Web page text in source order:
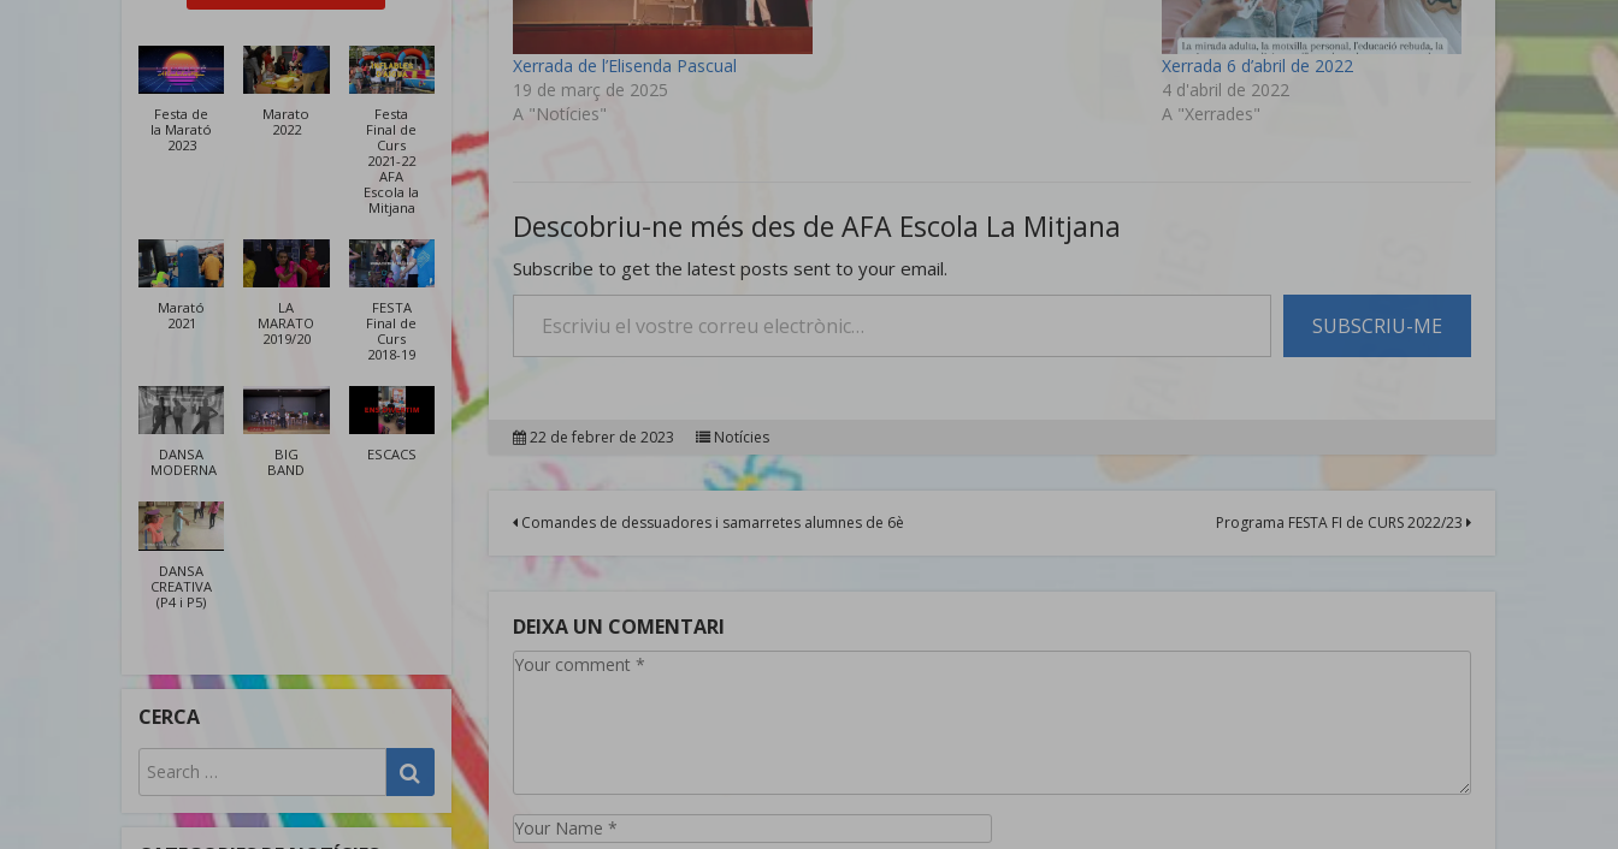
Xerrada de l’Elisenda Pascual
19 de març de 2025
A "Notícies"
Xerrada 6 d’abril de 2022
4 d'abril de 2022
A "Xerrades"
Descobriu-ne més des de AFA Escola La Mitjana
Subscribe to get the latest posts sent to your email.
Escriviu el vostre correu electrònic…
SUBSCRIU-ME
22 de febrer de 2023 Notícies
Navegació
d'entrades
Comandes de dessuadores i samarretes alumnes de 6è Programa FESTA FI de CURS 2022/23
DEIXA UN COMENTARI
Festa de
la Marató
2023
Marato
2022
Festa
Final de
Curs
2021-22
AFA
Escola la
Mitjana
Marató
2021
LA
MARATO
2019/20
FESTA
Final de
Curs
2018-19
DANSA
MODERNA
BIG
BAND
ESCACS
DANSA
CREATIVA
(P4 i P5)
CERCA